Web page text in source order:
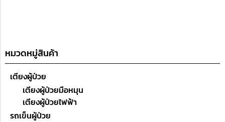
หมวดหมู่สินค้า
เตียงผู้ป่วย
เตียงผู้ป่วยมือหมุน
เตียงผู้ป่วยไฟฟ้า
รถเข็นผู้ป่วย